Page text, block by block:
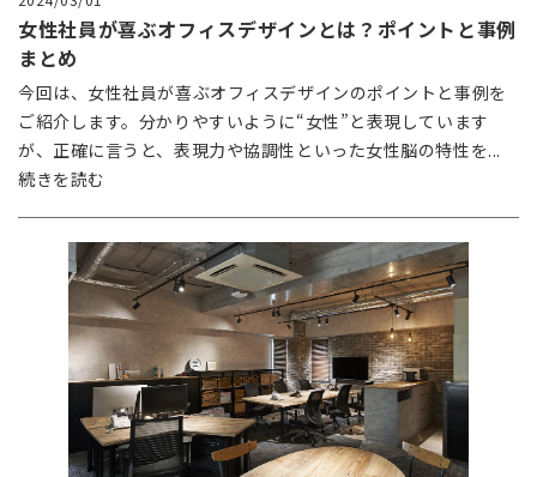
女性社員が喜ぶオフィスデザインとは？ポイントと事例
まとめ
今回は、女性社員が喜ぶオフィスデザインのポイントと事例を
ご紹介します。分かりやすいように“女性”と表現しています
が、正確に言うと、表現力や協調性といった女性脳の特性を...
続きを読む